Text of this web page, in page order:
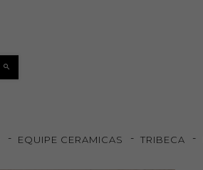
EQUIPE CERAMICAS TRIBECA